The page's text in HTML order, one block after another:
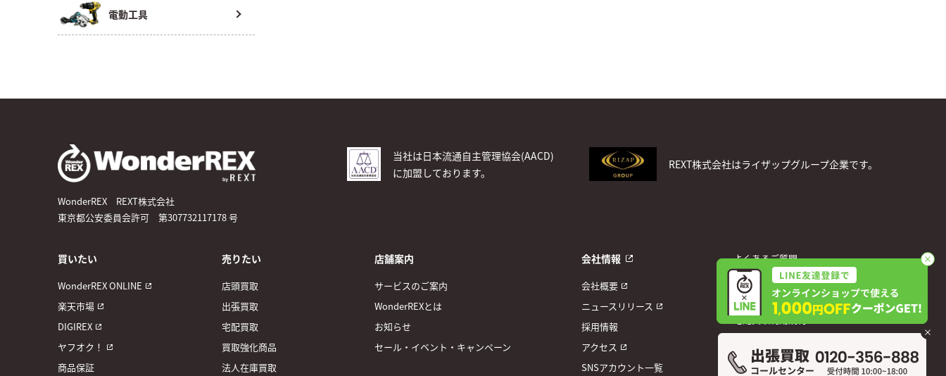
電動工具
WonderREX REXT株式会社
東京都公安委員会許可 第307732117178 号
当社は日本流通自主管理協会(AACD)
に加盟しております。
REXT株式会社はライザップグループ企業です。
買いたい
WonderREX ONLINE
楽天市場
DIGIREX
ヤフオク！
商品保証
売りたい
店頭買取
出張買取
宅配買取
買取強化商品
法人在庫買取
店舗案内
サービスのご案内
WonderREXとは
お知らせ
セール・イベント・キャンペーン
会社情報
会社概要
ニュースリリース
採用情報
アクセス
SNSアカウント一覧
よくあるご質問
お問い合わせ
個人情報保護方針
宅配買取利用規約